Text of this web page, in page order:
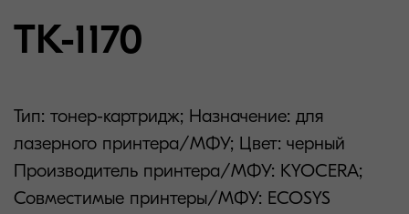
TK-1170
Тип: тонер-картридж; Назначение: для
лазерного принтера/МФУ; Цвет: черный
Производитель принтера/МФУ: KYOCERA;
Совместимые принтеры/МФУ: ECOSYS